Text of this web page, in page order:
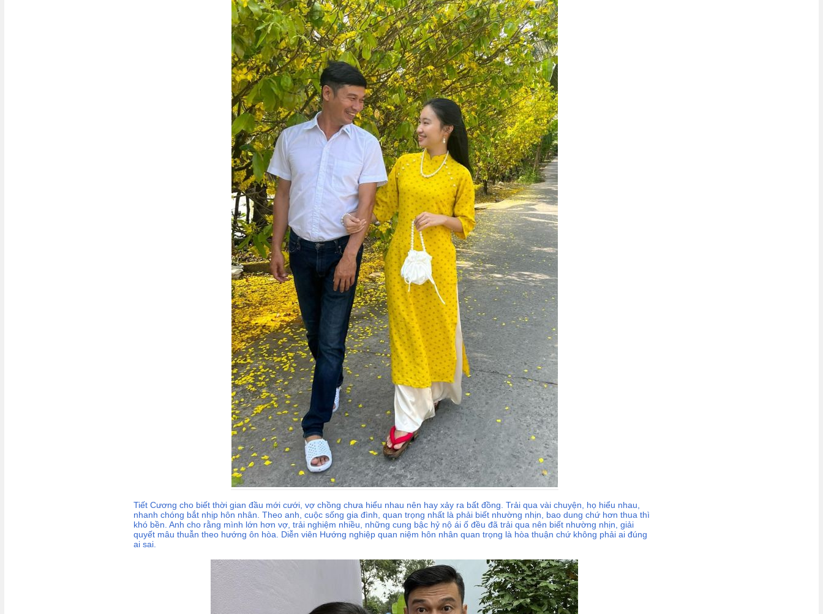
Tiết Cương cho biết thời gian đầu mới cưới, vợ chồng chưa hiểu nhau nên hay xảy ra bất đồng. Trải qua vài chuyện, họ hiểu nhau,
nhanh chóng bắt nhịp hôn nhân. Theo anh, cuộc sống gia đình, quan trọng nhất là phải biết nhường nhịn, bao dung chứ hơn thua thì
khó bền. Anh cho rằng mình lớn hơn vợ, trải nghiệm nhiều, những cung bậc hỷ nộ ái ố đều đã trải qua nên biết nhường nhịn, giải
quyết mâu thuẫn theo hướng ôn hòa. Diễn viên Hướng nghiệp quan niệm hôn nhân quan trọng là hòa thuận chứ không phải ai đúng
ai sai.